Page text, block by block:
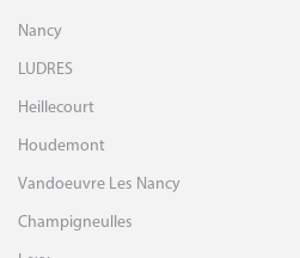
Nancy
LUDRES
Heillecourt
Houdemont
Vandoeuvre Les Nancy
Champigneulles